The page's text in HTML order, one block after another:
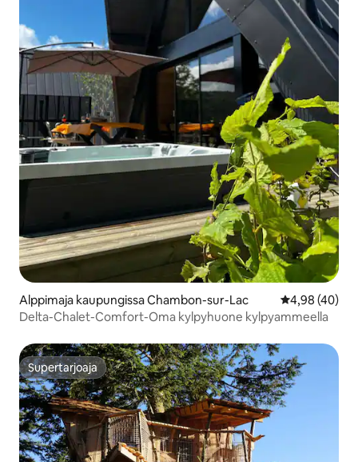
Alppimaja kaupungissa Chambon-sur-Lac
4,98 (40)
Delta-Chalet-Comfort-Oma kylpyhuone kylpyammeella
Supertarjoaja
Supertarjoaja